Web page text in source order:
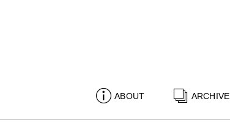
ABOUT ARCHIVE